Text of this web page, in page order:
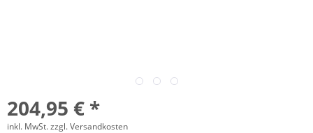
204,95 € *
inkl. MwSt.zzgl. Versandkosten